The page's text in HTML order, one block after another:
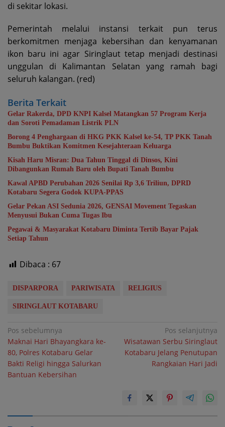
di sekitar lokasi.
Pemerintah melalui instansi terkait pun terus
berkomitmen menjaga kebersihan dan kenyamanan
ikon baru ini agar Siringlaut tetap menjadi destinasi
unggulan di Kalimantan Selatan yang ramah bagi
seluruh kalangan. (red)
Berita Terkait
Gelar Rakerda, DPD KNPI Kalsel Matangkan 57 Program Kerja
dan Soroti Pemadaman Listrik PLN
Borong 4 Penghargaan di HKG PKK Kalsel ke-54, TP PKK Tanah
Bumbu Buktikan Komitmen Kesejahteraan Keluarga
Kisah Haru Misran: Dua Tahun Tinggal di Dinsos, Kini
Dibangunkan Rumah Baru oleh Bupati Tanah Bumbu
Kawal APBD Perubahan 2026 Senilai Rp 3,6 Triliun, DPRD
Kotabaru Segera Godok KUPA-PPAS
Gelar Pekan ASI Sedunia 2026, GENSAI Movement Tegaskan
Menyusui Bukan Cuma Tugas Ibu
Pegawai & Masyarakat Kotabaru Diminta Tertib Bayar Pajak
Setiap Tahun
Dibaca : 67
DISPARPORA PARIWISATA RELIGIUS
SIRINGLAUT KOTABARU
Navigasi
pos
Pos sebelumnya
Maknai Hari Bhayangkara ke-
80, Polres Kotabaru Gelar
Bakti Religi hingga Salurkan
Bantuan Kebersihan
Pos selanjutnya
Wisatawan Serbu Siringlaut
Kotabaru Jelang Penutupan
Rangkaian Hari Jadi